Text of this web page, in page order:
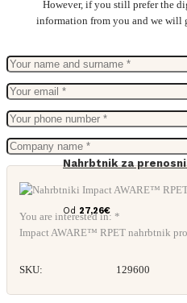
Nahrbtnik za
Od 27,26€
However, if you still prefer the
information from you and we will
You are interested in: *
Impact AWARE™ RPET nahrbtnik
SKU: 129600